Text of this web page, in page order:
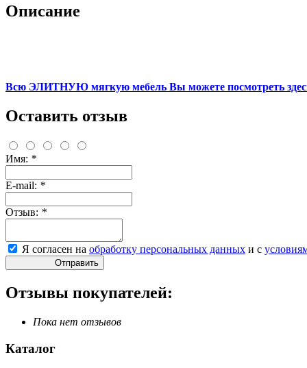
Описание
Всю ЭЛИТНУЮ мягкую мебель Вы можете посмотреть
Оставить отзыв
Имя: *
E-mail: *
Отзыв: *
Я согласен на обработку персональных данных и с
Отправить
Отзывы покупателей:
Пока нет отзывов
Каталог